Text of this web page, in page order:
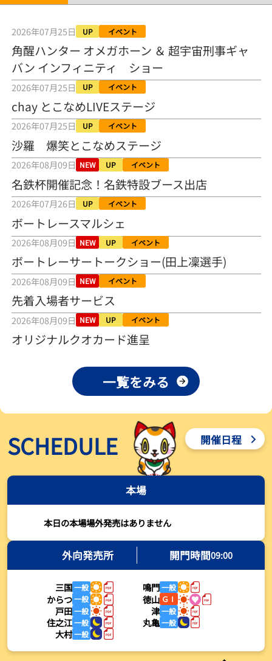
ド！／常滑ボート
2026年08月04日
【ボートレース】「しょっぱいですね」初優勝の宮崎心之介が水神
祭で満面の笑み／常滑 - 日刊スポーツ
2026年08月04日
【ボート】とこなめルーキーＳ 宮崎心之介がデビューから１年９カ
月で初優勝
2026年08月04日
【ボートレース】12R優勝戦のスタート特訓実施 初Ｖ目指す宮崎心
之介の仕上がり上々／常滑 - 日刊スポーツ
2026年08月04日
【とこなめボート ルーキーシリーズ第15戦】荒木颯斗 当地フレッシ
ュルーキーが初Vで恩返しを
2026年08月03日
【とこなめボート】ういちの「好配招き猫」ルーキーシリーズ第15
戦～自分の収支状況も想定してこそ〝本物の予想〟！／ボートレー
ス
2026年08月03日
【ボートレース】荒木颯斗が地元唯一の優出！３号艇でデビュー初
Ｖ狙う「自分の好きな感じになっている」～とこなめルーキーＳ
【ボートレース】訓練中の大けが乗り越えデビューした宮崎心之介
が初Ｖ王手「１枠なら負けないと思います」～とこなめルーキーＳ
2026年08月03日
【常滑ボート・ルーキーＳ】津田陸翔はリング交換で気配一変「初
優勝目指して頑張ります」
【とこなめボート・岩瀬仁紀さんコラム】最後は塚越海斗に注目、
【ボートレース】荒木颯斗が地元勢でただ１人優出果たす「地元で
初優勝したい」／常滑 - 日刊スポーツ
2026年08月03日
【ボートレース】４枠で優出の塚越海斗が強気節「攻めていくレー
スをします」／常滑 - 日刊スポーツ
2026年08月03日
【ボートレース】広瀬凜が接戦制して２着で優出「出足、回り足は
かなりいい状態」／常滑 - 日刊スポーツ
2026年07月25日 UP イベント
角醒ハンター オメガホーン ＆ 超宇宙刑事ギャ
バン インフィニティ ショー
2026年07月25日 UP イベント
chay とこなめLIVEステージ
2026年07月25日 UP イベント
沙羅 爆笑とこなめステージ
2026年08月09日 NEW UP イベント
名鉄杯開催記念！名鉄特設ブース出店
2026年07月26日 UP イベント
ボートレースマルシェ
2026年08月09日 NEW UP イベント
ボートレーサートークショー(田上凜選手)
2026年08月09日 NEW イベント
先着入場者サービス
2026年08月09日 NEW UP イベント
オリジナルクオカード進呈
一覧をみる
SCHEDULE 開催日程
本場
本日の本場場外発売はありません
外向発売所 開門時間09:00
三国一般 鳴門一般
からつ一般 徳山 ＧⅠ
戸田一般 津一般
住之江一般 丸亀一般
大村一般